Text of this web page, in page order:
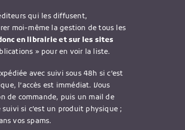
qui les diffusent,
moi-même la gestion de tous les
en librairie et sur les sites
» pour en voir la liste.
avec suivi sous 48h si c’est
l’accès est immédiat. Vous
de commande, puis un mail de
si c’est un produit physique ;
vos spams.